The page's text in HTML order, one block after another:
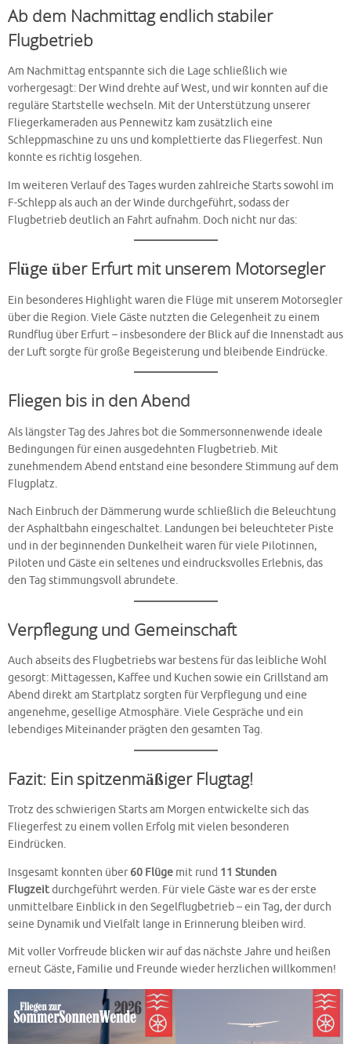
Ab dem Nachmittag endlich stabiler
Flugbetrieb
Am Nachmittag entspannte sich die Lage schließlich wie
vorhergesagt: Der Wind drehte auf West, und wir konnten auf die
reguläre Startstelle wechseln. Mit der Unterstützung unserer
Fliegerkameraden aus Pennewitz kam zusätzlich eine
Schleppmaschine zu uns und komplettierte das Fliegerfest. Nun
konnte es richtig losgehen.
Im weiteren Verlauf des Tages wurden zahlreiche Starts sowohl im
F-Schlepp als auch an der Winde durchgeführt, sodass der
Flugbetrieb deutlich an Fahrt aufnahm. Doch nicht nur das:
Flüge über Erfurt mit unserem Motorsegler
Ein besonderes Highlight waren die Flüge mit unserem Motorsegler
über die Region. Viele Gäste nutzten die Gelegenheit zu einem
Rundflug über Erfurt – insbesondere der Blick auf die Innenstadt aus
der Luft sorgte für große Begeisterung und bleibende Eindrücke.
Fliegen bis in den Abend
Als längster Tag des Jahres bot die Sommersonnenwende ideale
Bedingungen für einen ausgedehnten Flugbetrieb. Mit
zunehmendem Abend entstand eine besondere Stimmung auf dem
Flugplatz.
Nach Einbruch der Dämmerung wurde schließlich die Beleuchtung
der Asphaltbahn eingeschaltet. Landungen bei beleuchteter Piste
und in der beginnenden Dunkelheit waren für viele Pilotinnen,
Piloten und Gäste ein seltenes und eindrucksvolles Erlebnis, das
den Tag stimmungsvoll abrundete.
Verpflegung und Gemeinschaft
Auch abseits des Flugbetriebs war bestens für das leibliche Wohl
gesorgt: Mittagessen, Kaffee und Kuchen sowie ein Grillstand am
Abend direkt am Startplatz sorgten für Verpflegung und eine
angenehme, gesellige Atmosphäre. Viele Gespräche und ein
lebendiges Miteinander prägten den gesamten Tag.
Fazit: Ein spitzenmäßiger Flugtag!
Trotz des schwierigen Starts am Morgen entwickelte sich das
Fliegerfest zu einem vollen Erfolg mit vielen besonderen
Eindrücken.
Insgesamt konnten über 60 Flüge mit rund 11 Stunden
Flugzeitdurchgeführt werden. Für viele Gäste war es der erste
unmittelbare Einblick in den Segelflugbetrieb – ein Tag, der durch
seine Dynamik und Vielfalt lange in Erinnerung bleiben wird.
Mit voller Vorfreude blicken wir auf das nächste Jahre und heißen
erneut Gäste, Familie und Freunde wieder herzlichen willkommen!